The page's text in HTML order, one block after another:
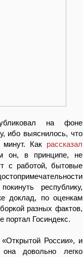
на фоне
ибо выяснилось, что
Как рассказал
он, в принципе, не
с работой, бытовые
республику,
доклад, по оценкам
разных фактов,
портал Госиндекс.
России», и
довольно легко